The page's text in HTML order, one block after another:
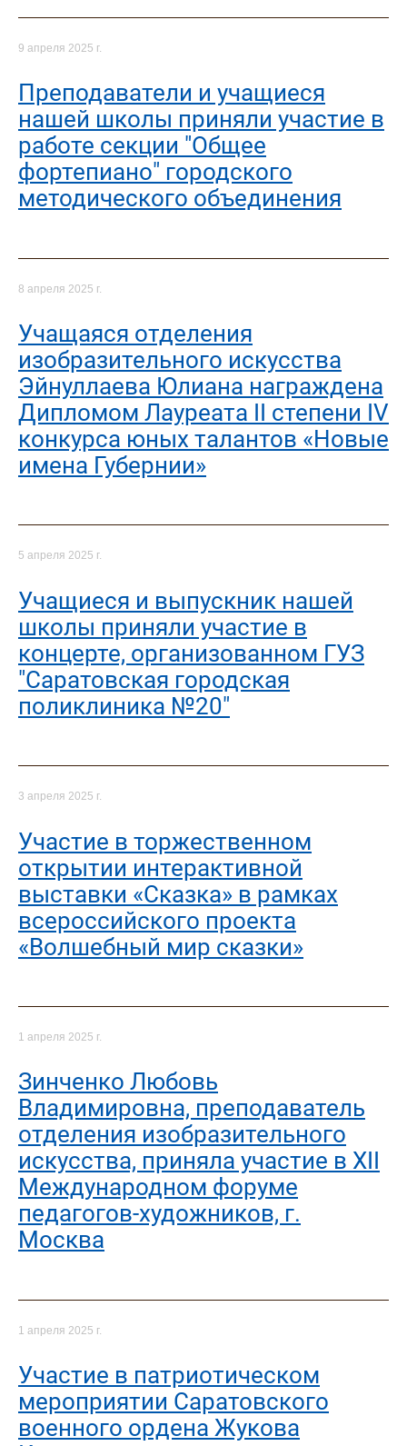
9 апреля 2025 г.
Преподаватели и учащиеся
нашей школы приняли участие в
работе секции "Общее
фортепиано" городского
методического объединения
8 апреля 2025 г.
Учащаяся отделения
изобразительного искусства
Эйнуллаева Юлиана награждена
Дипломом Лауреата II степени IV
конкурса юных талантов «Новые
имена Губернии»
5 апреля 2025 г.
Учащиеся и выпускник нашей
школы приняли участие в
концерте, организованном ГУЗ
"Саратовская городская
поликлиника №20"
3 апреля 2025 г.
Участие в торжественном
открытии интерактивной
выставки «Сказка» в рамках
всероссийского проекта
«Волшебный мир сказки»
1 апреля 2025 г.
Зинченко Любовь
Владимировна, преподаватель
отделения изобразительного
искусства, приняла участие в XII
Международном форуме
педагогов-художников, г.
Москва
1 апреля 2025 г.
Участие в патриотическом
мероприятии Саратовского
военного ордена Жукова